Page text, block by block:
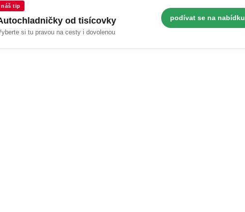
náš tip
od tisícovky
si tu pravou na cesty i dovolenou
podívat se na nabídku